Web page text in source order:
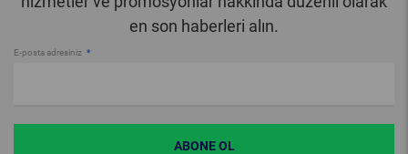
en son haberleri alın.
E-posta adresiniz
ABONE OL